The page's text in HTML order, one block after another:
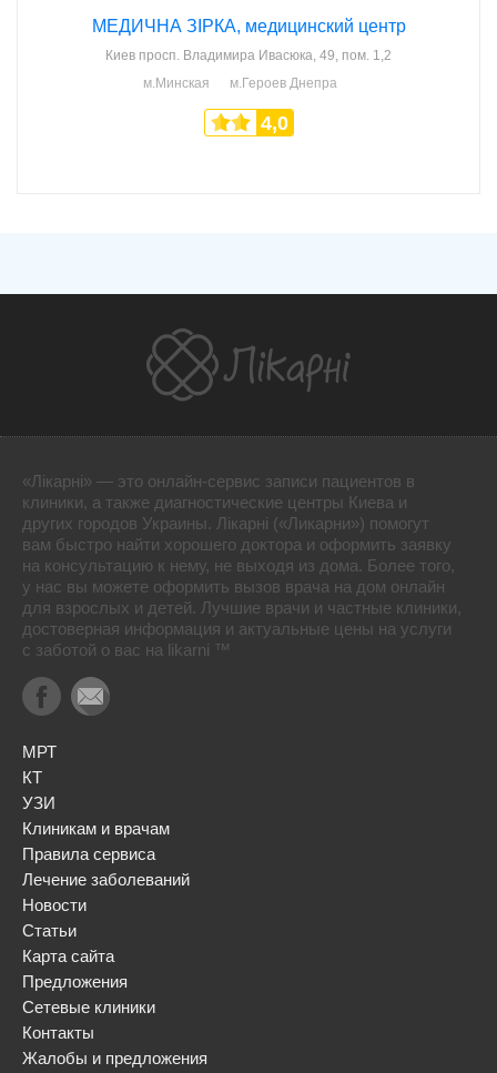
МЕДИЧНА ЗІРКА, медицинский центр
Киев просп. Владимира Ивасюка, 49, пом. 1,2
м.Минская
м.Героев Днепра
4,0
«Лікарні» — это онлайн-сервис записи пациентов в
клиники, а также диагностические центры Киева и
других городов Украины. Лікарні («Ликарни») помогут
вам быстро найти хорошего доктора и оформить заявку
на консультацию к нему, не выходя из дома. Более того,
у нас вы можете оформить вызов врача на дом онлайн
для взрослых и детей. Лучшие врачи и частные клиники,
достоверная информация и актуальные цены на услуги
с заботой о вас на likarni ™
МРТ
КТ
УЗИ
Клиникам и врачам
Правила сервиса
Лечение заболеваний
Новости
Статьи
Карта сайта
Предложения
Сетевые клиники
Контакты
Жалобы и предложения